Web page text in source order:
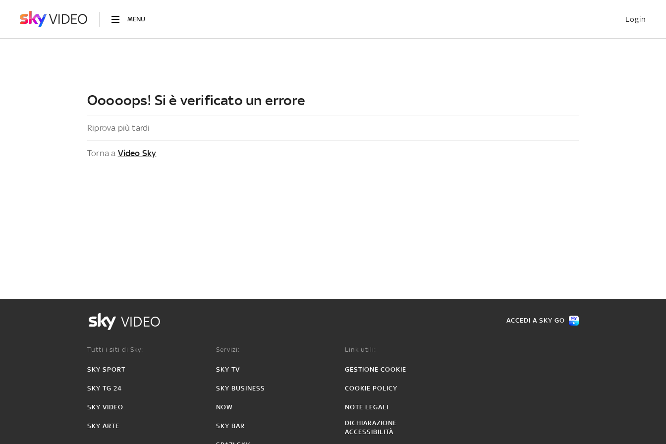
MENU Login
Ooooops! Si è verificato un errore
Riprova più tardi
Torna a Video Sky
VIDEO ACCEDI A SKY GO
Tutti i siti di Sky:
SKY SPORT
SKY TG 24
SKY VIDEO
SKY ARTE
Servizi:
SKY TV
SKY BUSINESS
NOW
SKY BAR
Link utili:
GESTIONE COOKIE
COOKIE POLICY
NOTE LEGALI
DICHIARAZIONE
ACCESSIBILITÀ